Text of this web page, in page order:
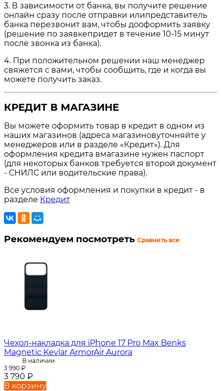
3. В зависимости от банка, вы получите решение
онлайн сразу после отправки илипредставитель
банка перезвонит вам, чтобы дооформить заявку
(решение по заявкепридет в течение 10-15 минут
после звонка из банка).
4. При положительном решении наш менеджер
свяжется с вами, чтобы сообщить, где и когда вы
можете получить заказ.
КРЕДИТ В МАГАЗИНЕ
Вы можете оформить товар в кредит в одном из
наших магазинов (адреса магазиновуточняйте у
менеджеров или в разделе «Кредит»). Для
оформления кредита вмагазине нужен паспорт
(для некоторых банков требуется второй документ
- СНИЛС или водительские права).
Все условия оформления и покупки в кредит - в
разделе Кредит
Рекомендуем посмотреть Сравнить все
Чехол-накладка для iPhone 17 Pro Max Benks
Magnetic Kevlar ArmorAir Aurora
В наличии
3 990 ₽
3 790 ₽
В корзину